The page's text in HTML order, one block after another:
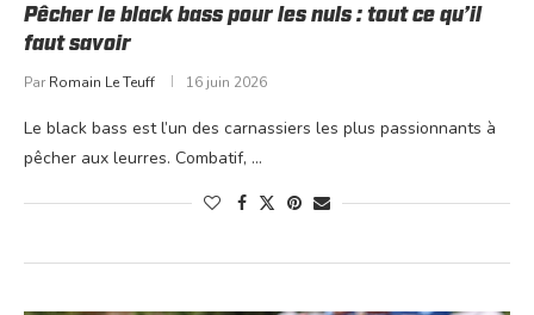
Pêcher le black bass pour les nuls : tout ce qu’il
faut savoir
Par Romain Le Teuff 16 juin 2026
Le black bass est l’un des carnassiers les plus passionnants à
pêcher aux leurres. Combatif, …